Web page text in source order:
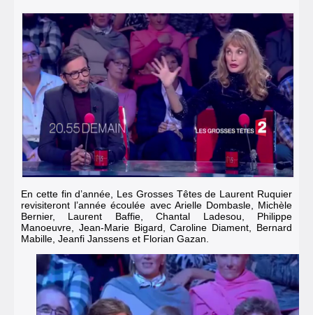
En cette fin d’année, Les Grosses Têtes de Laurent Ruquier
revisiteront l’année écoulée avec Arielle Dombasle, Michèle
Bernier, Laurent Baffie, Chantal Ladesou, Philippe
Manoeuvre, Jean-Marie Bigard, Caroline Diament, Bernard
Mabille, Jeanfi Janssens et Florian Gazan.